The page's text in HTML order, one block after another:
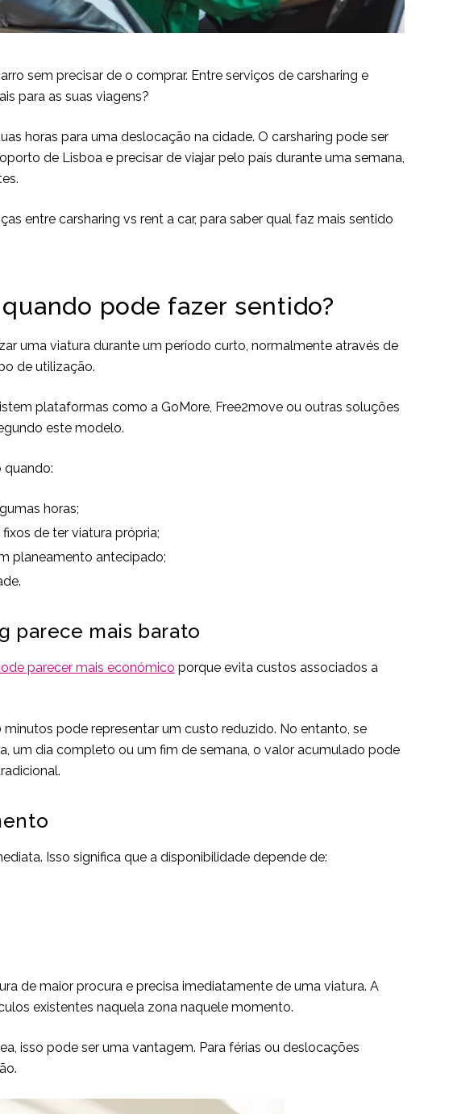
sem precisar de o comprar. Entre serviços de carsharing e
para as suas viagens?
horas para uma deslocação na cidade. O carsharing pode ser
de Lisboa e precisar de viajar pelo país durante uma semana,
entre carsharing vs rent a car, para saber qual faz mais sentido
pode fazer sentido?
uma viatura durante um período curto, normalmente através de
de utilização.
plataformas como a GoMore, Free2move ou outras soluções
este modelo.
quando:
horas;
de ter viatura própria;
planeamento antecipado;
parece mais barato
parecer mais económico porque evita custos associados a
pode representar um custo reduzido. No entanto, se
um dia completo ou um fim de semana, o valor acumulado pode
Isso significa que a disponibilidade depende de:
de maior procura e precisa imediatamente de uma viatura. A
existentes naquela zona naquele momento.
isso pode ser uma vantagem. Para férias ou deslocações